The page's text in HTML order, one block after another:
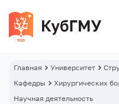
Главная Университет
Кафедры
Хирургических
Научная деятельность